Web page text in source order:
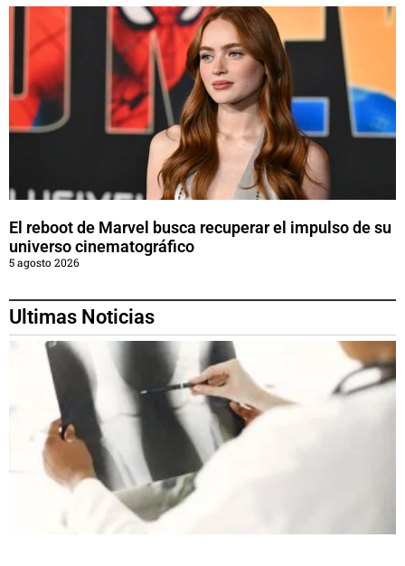
El reboot de Marvel busca recuperar el impulso de su
universo cinematográfico
5 agosto 2026
Ultimas Noticias